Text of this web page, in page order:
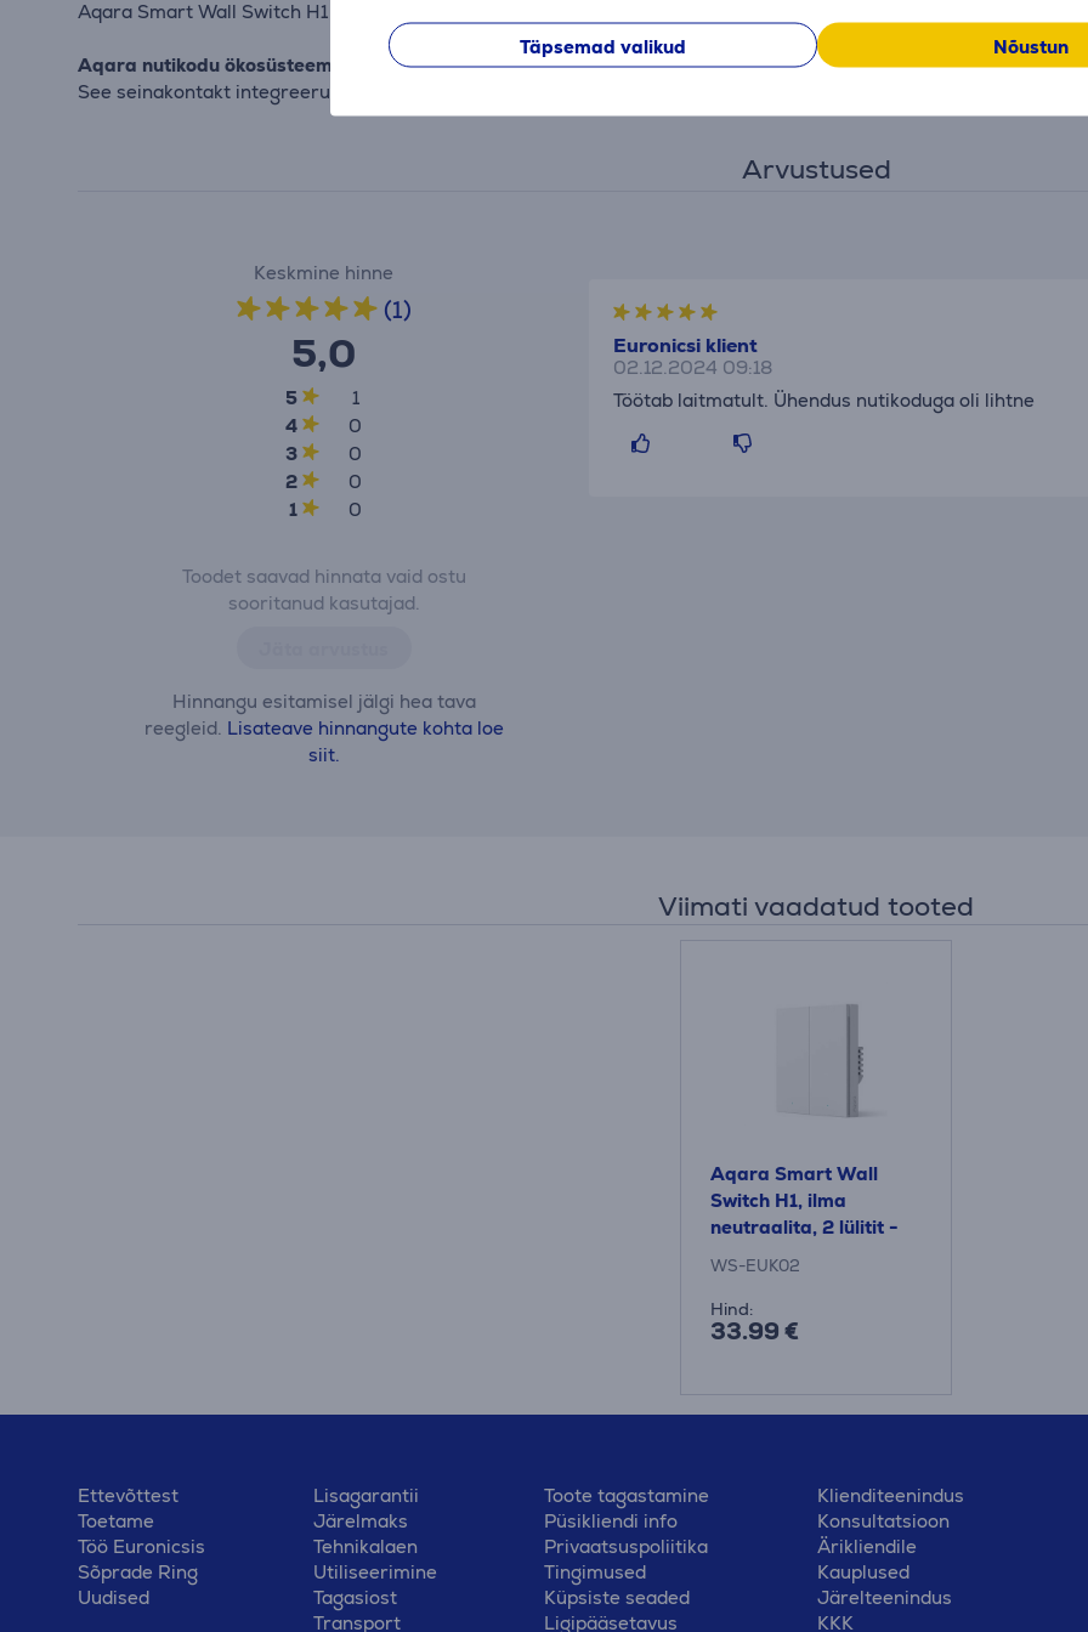
Täpsemad valikud Nõustun
Aqara Smart Wall Switch H1 on loodud lihtsaks paigaldamiseks, muutes selle ideaalseks valikuks nii uutes kui ka
Aqara nutikodu ökosüsteemiga integreerimine
See seinakontakt integreerub sujuvalt Aqara nutikodu ökosüsteemiga, pakkudes laiaulatuslikke juhtimis- ja
Arvustused
Keskmine hinne
(1)
5,0
5
1
4
0
3
0
2
0
1
0
Toodet saavad hinnata vaid ostu
sooritanud kasutajad.
Hinnangu esitamisel jälgi hea tava
reegleid. Lisateave hinnangute kohta loe
siit.
Euronicsi klient
02.12.2024 09:18
Töötab laitmatult. Ühendus nutikoduga oli lihtne
Viimati vaadatud tooted
Aqara Smart Wall
Switch H1, ilma
neutraalita, 2 lülitit -
Nutikas seinalüliti
WS-EUK02
Hind:
33.99 €
Ettevõttest
Toetame
Töö Euronicsis
Sõprade Ring
Uudised
Lisagarantii
Järelmaks
Tehnikalaen
Utiliseerimine
Tagasiost
Transport
Toote tagastamine
Püsikliendi info
Privaatsuspoliitika
Tingimused
Küpsiste seaded
Ligipääsetavus
Klienditeenindus
Konsultatsioon
Ärikliendile
Kauplused
Järelteenindus
KKK